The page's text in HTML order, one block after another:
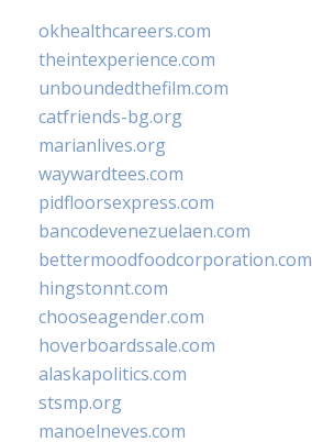
okhealthcareers.com
theintexperience.com
unboundedthefilm.com
catfriends-bg.org
marianlives.org
waywardtees.com
pidfloorsexpress.com
bancodevenezuelaen.com
bettermoodfoodcorporation.com
hingstonnt.com
chooseagender.com
hoverboardssale.com
alaskapolitics.com
stsmp.org
manoelneves.com